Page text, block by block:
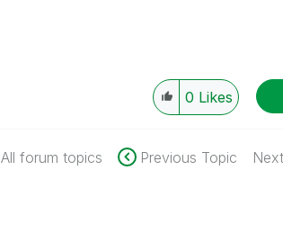
0 Likes
All forum topics Previous Topic